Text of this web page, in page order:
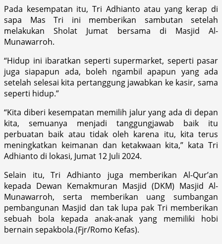
Pada kesempatan itu, Tri Adhianto atau yang kerap di
sapa Mas Tri ini memberikan sambutan setelah
melakukan Sholat Jumat bersama di Masjid Al-
Munawarroh.
“Hidup ini ibaratkan seperti supermarket, seperti pasar
juga siapapun ada, boleh ngambil apapun yang ada
setelah selesai kita pertanggung jawabkan ke kasir, sama
seperti hidup.”
“Kita diberi kesempatan memilih jalur yang ada di depan
kita, semuanya menjadi tanggungjawab baik itu
perbuatan baik atau tidak oleh karena itu, kita terus
meningkatkan keimanan dan ketakwaan kita,” kata Tri
Adhianto di lokasi, Jumat 12 Juli 2024.
Selain itu, Tri Adhianto juga memberikan Al-Qur’an
kepada Dewan Kemakmuran Masjid (DKM) Masjid Al-
Munawarroh, serta memberikan uang sumbangan
pembangunan Masjid dan tak lupa pak Tri memberikan
sebuah bola kepada anak-anak yang memiliki hobi
bernain sepakbola.(Fjr/Romo Kefas).